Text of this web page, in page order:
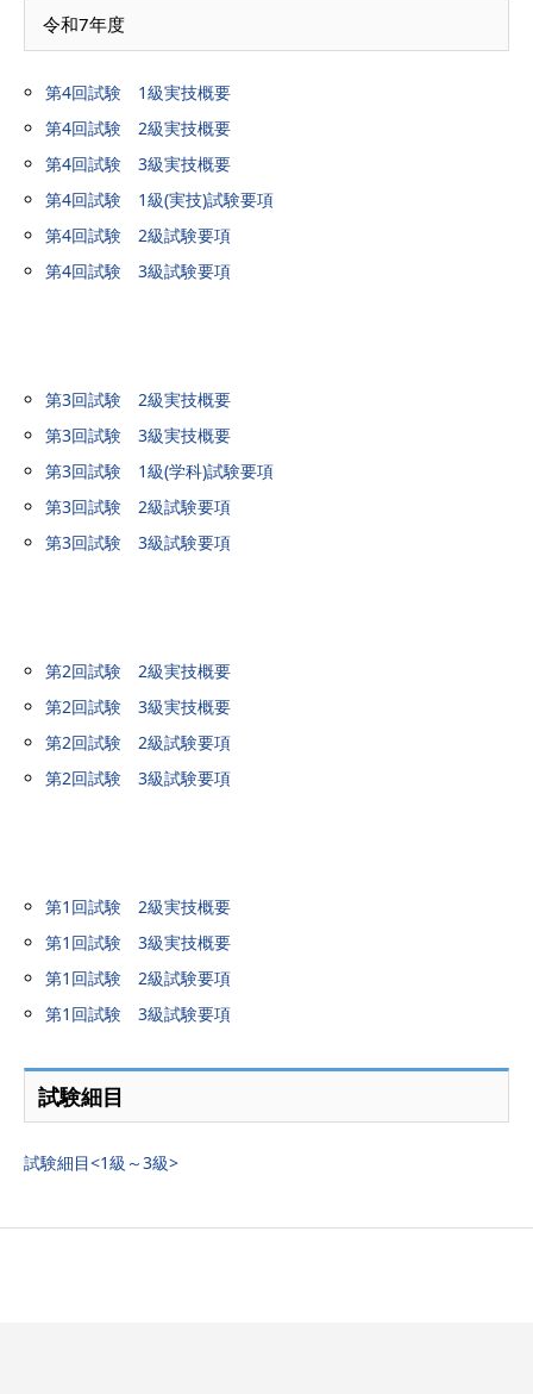
令和7年度
第4回試験 1級実技概要
第4回試験 2級実技概要
第4回試験 3級実技概要
第4回試験 1級(実技)試験要項
第4回試験 2級試験要項
第4回試験 3級試験要項
第3回試験 2級実技概要
第3回試験 3級実技概要
第3回試験 1級(学科)試験要項
第3回試験 2級試験要項
第3回試験 3級試験要項
第2回試験 2級実技概要
第2回試験 3級実技概要
第2回試験 2級試験要項
第2回試験 3級試験要項
第1回試験 2級実技概要
第1回試験 3級実技概要
第1回試験 2級試験要項
第1回試験 3級試験要項
試験細目
試験細目<1級～3級>